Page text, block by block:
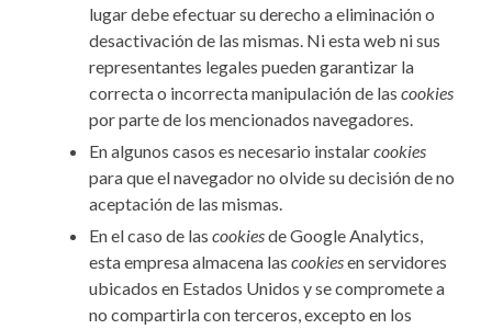
lugar debe efectuar su derecho a eliminación o
desactivación de las mismas. Ni esta web ni sus
representantes legales pueden garantizar la
correcta o incorrecta manipulación de lascookies
por parte de los mencionados navegadores.
En algunos casos es necesario instalarcookies
para que el navegador no olvide su decisión de no
aceptación de las mismas.
En el caso de lascookiesde Google Analytics,
esta empresa almacena lascookiesen servidores
ubicados en Estados Unidos y se compromete a
no compartirla con terceros, excepto en los